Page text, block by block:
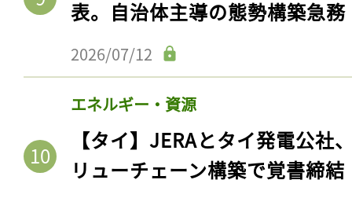
表。自治体主導の態勢構築急務
2026/07/12
エネルギー・資源
【タイ】JERAとタイ発電公社
リューチェーン構築で覚書締結